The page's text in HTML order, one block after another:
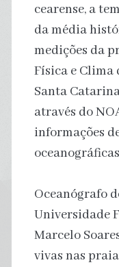
cearense, a
da média
medições da
Física e Clima
Santa
através do
informações
Oceanógrafo
Universidade
Marcelo
vivas nas